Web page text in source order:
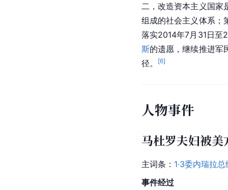
二，改造资本主义国家
组成的社会主义体系；
落实2014年7月31日至
斯的遗愿，继续推进军
径。
[6]
人物事件
马杜罗夫妇被美
主词条： 1·3委内瑞拉
事件经过